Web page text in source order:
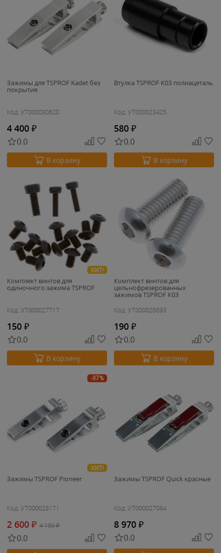
Зажимы для TSPROF Kadet без
покрытия
Код: УТ000030620
4 400 ₽
0.0
В корзину
Втулка TSPROF К03 полиацеталь
Код: УТ000023425
580 ₽
0.0
В корзину
ХИТ!
Комплект винтов для
одиночного зажима TSPROF
Код: УТ000027717
150 ₽
0.0
В корзину
Комплект винтов для
цельнофрезерованных
зажимов TSPROF К03
Код: УТ000026893
190 ₽
0.0
В корзину
-37%
ХИТ!
Зажимы TSPROF Pioneer
Код: УТ000028171
2 600 ₽ 4 100₽
0.0
Зажимы TSPROF Quick красные
Код: УТ000027064
8 970 ₽
0.0